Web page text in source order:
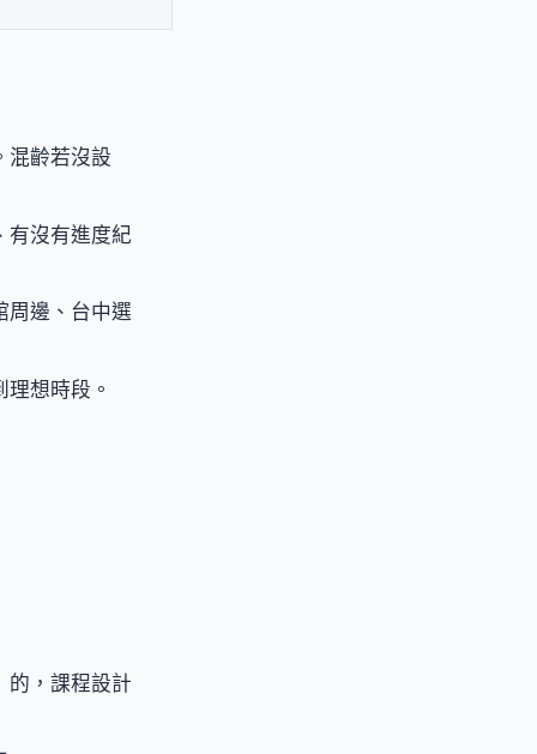
混齡若沒設
有沒有進度紀
周邊、台中選
想時段。
的，課程設計